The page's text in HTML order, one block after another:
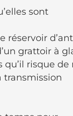
sont
réservoir
grattoir à
risque de
transmission